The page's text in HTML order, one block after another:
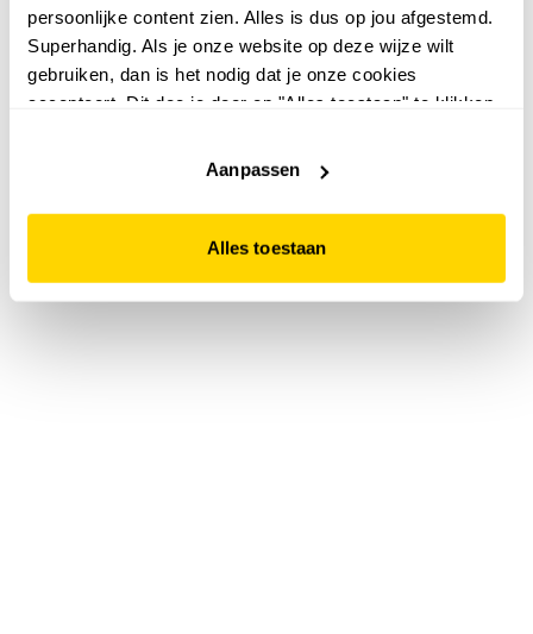
persoonlijke content zien. Alles is dus op jou afgestemd.
Superhandig. Als je onze website op deze wijze wilt
gebruiken, dan is het nodig dat je onze cookies
accepteert. Dit doe je door op "Alles toestaan" te klikken.
website niet optimaal functioneert.
Aanpassen
Alles toestaan